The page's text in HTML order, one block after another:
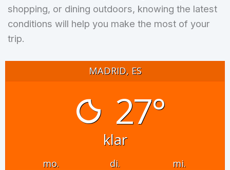
shopping, or dining outdoors, knowing the latest
conditions will help you make the most of your
trip.
MADRID, ES
27°
klar
mo. di.
mi.